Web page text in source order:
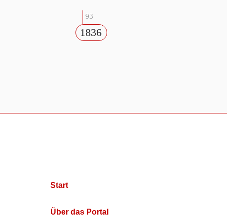
93
1836
Start
Über das Portal